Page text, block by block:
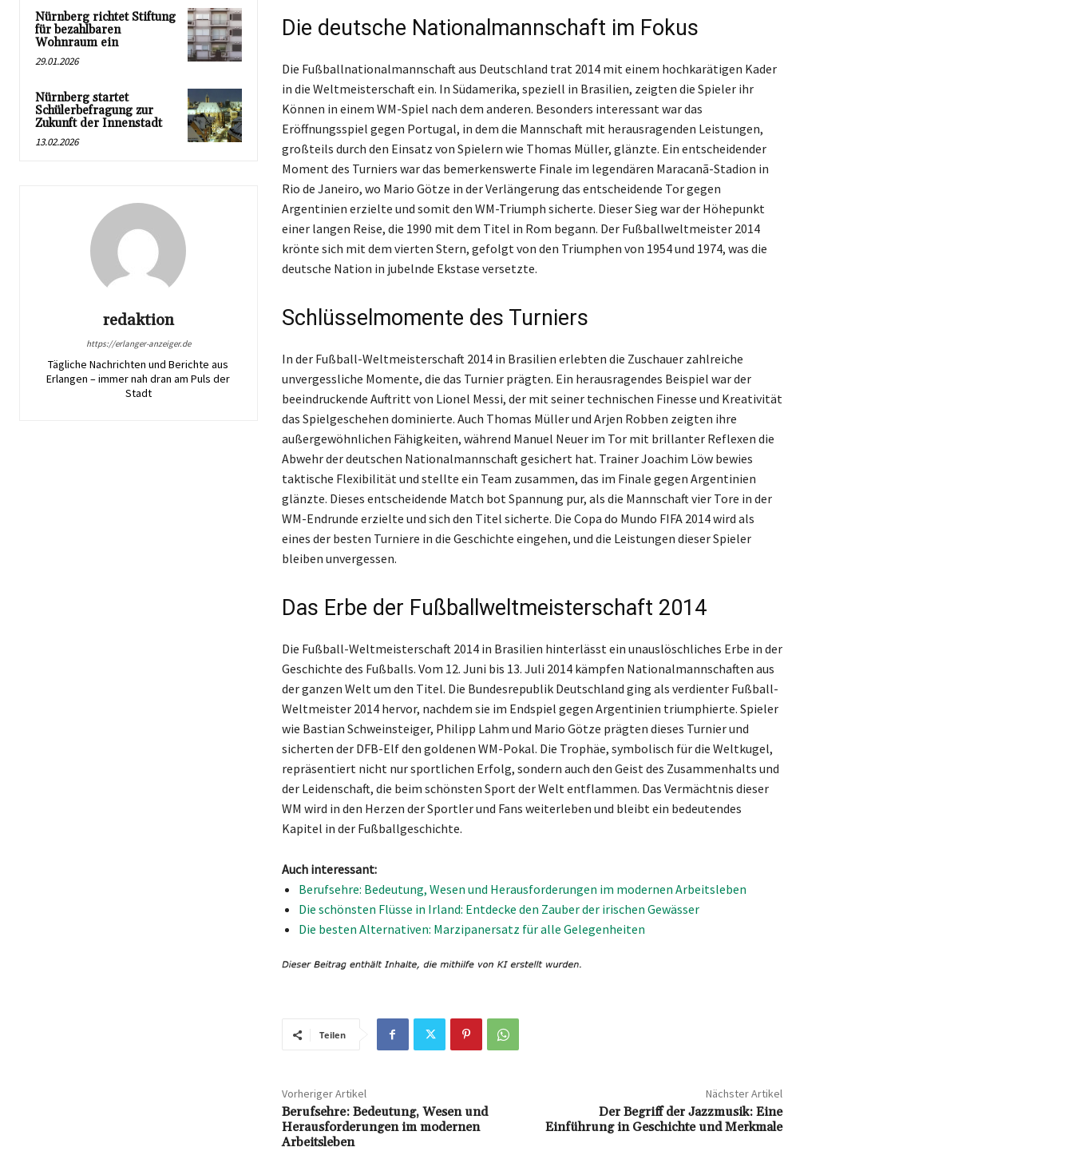
Nürnberg richtet Stiftung
für bezahlbaren
Wohnraum ein
29.01.2026
Nürnberg startet
Schülerbefragung zur
Zukunft der Innenstadt
13.02.2026
redaktion
https://erlanger-anzeiger.de
Tägliche Nachrichten und Berichte aus
Erlangen – immer nah dran am Puls der
Stadt
Die deutsche Nationalmannschaft im Fokus
Die Fußballnationalmannschaft aus Deutschland trat 2014 mit einem hochkarätigen Kader
in die Weltmeisterschaft ein. In Südamerika, speziell in Brasilien, zeigten die Spieler ihr
Können in einem WM-Spiel nach dem anderen. Besonders interessant war das
Eröffnungsspiel gegen Portugal, in dem die Mannschaft mit herausragenden Leistungen,
großteils durch den Einsatz von Spielern wie Thomas Müller, glänzte. Ein entscheidender
Moment des Turniers war das bemerkenswerte Finale im legendären Maracanã-Stadion in
Rio de Janeiro, wo Mario Götze in der Verlängerung das entscheidende Tor gegen
Argentinien erzielte und somit den WM-Triumph sicherte. Dieser Sieg war der Höhepunkt
einer langen Reise, die 1990 mit dem Titel in Rom begann. Der Fußballweltmeister 2014
krönte sich mit dem vierten Stern, gefolgt von den Triumphen von 1954 und 1974, was die
deutsche Nation in jubelnde Ekstase versetzte.
Schlüsselmomente des Turniers
In der Fußball-Weltmeisterschaft 2014 in Brasilien erlebten die Zuschauer zahlreiche
unvergessliche Momente, die das Turnier prägten. Ein herausragendes Beispiel war der
beeindruckende Auftritt von Lionel Messi, der mit seiner technischen Finesse und Kreativität
das Spielgeschehen dominierte. Auch Thomas Müller und Arjen Robben zeigten ihre
außergewöhnlichen Fähigkeiten, während Manuel Neuer im Tor mit brillanter Reflexen die
Abwehr der deutschen Nationalmannschaft gesichert hat. Trainer Joachim Löw bewies
taktische Flexibilität und stellte ein Team zusammen, das im Finale gegen Argentinien
glänzte. Dieses entscheidende Match bot Spannung pur, als die Mannschaft vier Tore in der
WM-Endrunde erzielte und sich den Titel sicherte. Die Copa do Mundo FIFA 2014 wird als
eines der besten Turniere in die Geschichte eingehen, und die Leistungen dieser Spieler
bleiben unvergessen.
Das Erbe der Fußballweltmeisterschaft 2014
Die Fußball-Weltmeisterschaft 2014 in Brasilien hinterlässt ein unauslöschliches Erbe in der
Geschichte des Fußballs. Vom 12. Juni bis 13. Juli 2014 kämpfen Nationalmannschaften aus
der ganzen Welt um den Titel. Die Bundesrepublik Deutschland ging als verdienter Fußball-
Weltmeister 2014 hervor, nachdem sie im Endspiel gegen Argentinien triumphierte. Spieler
wie Bastian Schweinsteiger, Philipp Lahm und Mario Götze prägten dieses Turnier und
sicherten der DFB-Elf den goldenen WM-Pokal. Die Trophäe, symbolisch für die Weltkugel,
repräsentiert nicht nur sportlichen Erfolg, sondern auch den Geist des Zusammenhalts und
der Leidenschaft, die beim schönsten Sport der Welt entflammen. Das Vermächtnis dieser
WM wird in den Herzen der Sportler und Fans weiterleben und bleibt ein bedeutendes
Kapitel in der Fußballgeschichte.
Auch interessant:
Berufsehre: Bedeutung, Wesen und Herausforderungen im modernen Arbeitsleben
Die schönsten Flüsse in Irland: Entdecke den Zauber der irischen Gewässer
Die besten Alternativen: Marzipanersatz für alle Gelegenheiten
Teilen
Vorheriger Artikel
Berufsehre: Bedeutung, Wesen und
Herausforderungen im modernen
Arbeitsleben
Nächster Artikel
Der Begriff der Jazzmusik: Eine
Einführung in Geschichte und Merkmale